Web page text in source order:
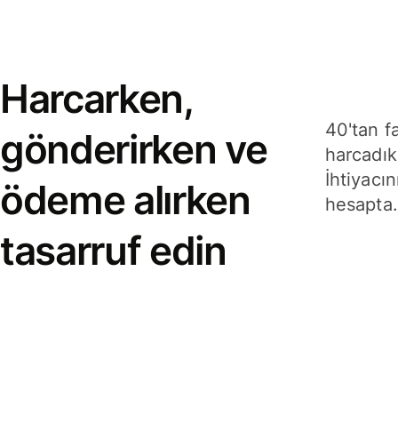
Harcarken,
gönderirken ve
ödeme alırken
tasarruf edin
40'tan
hesapta.